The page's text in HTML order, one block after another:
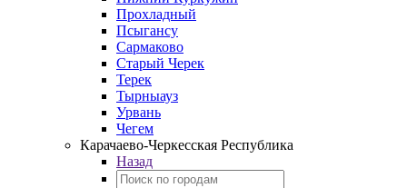
Прохладный
Псыгансу
Сармаково
Старый Черек
Терек
Тырныауз
Урвань
Чегем
Карачаево-Черкесская Республика
Назад